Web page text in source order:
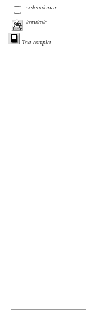
seleccionar
imprimir
Text complet